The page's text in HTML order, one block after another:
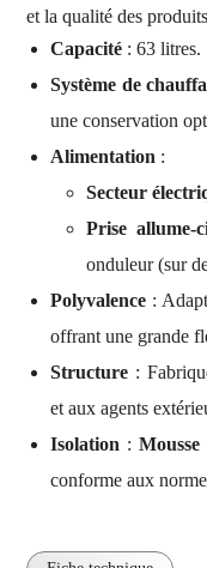
et la qualité des
Capacité : 63 litres.
Système de
une conservation
Alimentation :
Secteur
Prise allume-
onduleur (sur
Polyvalence :
offrant une grande
Structure :
et aux agents
Isolation :
conforme aux